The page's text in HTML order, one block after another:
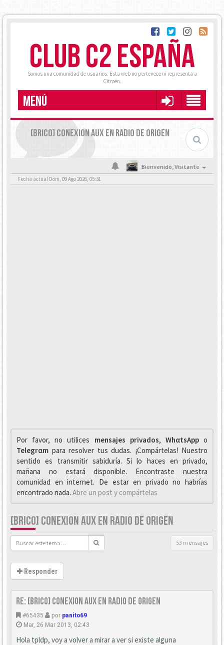
CLUB C2 ESPAÑA
Somos una comunidad de usuarios. Esta web no pertenece ni representa a
Citroën.
MENÚ
[BRICO] CONEXION AUX EN RADIO DE ORIGEN
Bienvenido,Visitante
Fecha actual Dom, 09 Ago 2026, 05:31
Por favor, no utilices mensajes privados, WhαtsAppo
Telegrαm para resolver tus dudas. ¡Compártelas! Nuestro
sentido es transmitir sabiduría. Si lo haces en privado,
mañana no estará disponible. Encontraste nuestra
comunidad en internet. De estar en privado no habrías
encontrado nada. Abre un post y compártelas
[BRICO] CONEXION AUX EN RADIO DE ORIGEN
53 mensajes
Responder
Re: [Brico] Conexion AUX en radio de origen
#65435 por panito69
Mar, 26 Mar 2013, 02:43
Hola tpldp, voy a volver a mirar a ver si existe alguna